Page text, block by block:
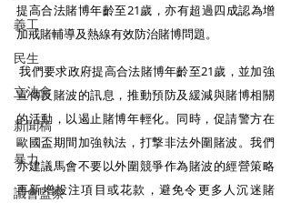
義工
民生
立法會
新聞稿
暴力
議會監察
提高合法賭博年齡至21歲，亦有超過四成認為增
加戒賭輔導及熱線有效防治賭博問題。
我們要求政府提高合法賭博年齡至21歲，並加強
宣傳反賭波的訊息，推動預防及緩減與賭博相關
的活動，以遏止賭博年輕化。同時，促請警方在
歐國盃期間加強執法，打撃非法外圍賭波。我們
亦建議馬會不要以外圍競爭作為賭波的經營策略
再新增投注項目或花款，避免令更多人沉迷賭